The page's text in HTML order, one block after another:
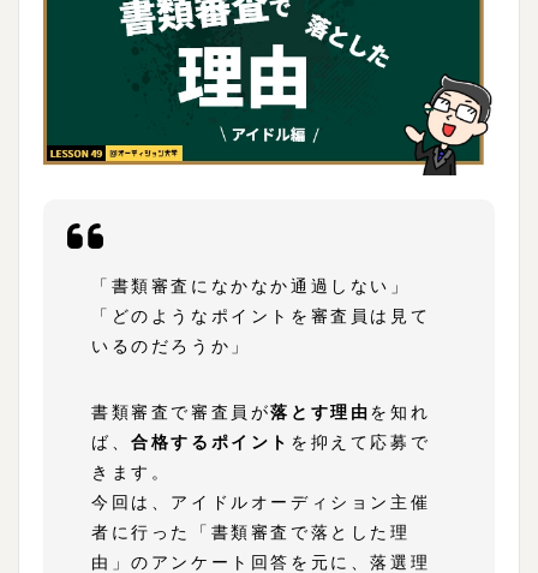
「書類審査になかなか通過しない」
「どのようなポイントを審査員は見て
いるのだろうか」
書類審査で審査員が落とす理由を知れ
ば、合格するポイント を抑えて応募で
きます。
今回は、アイドルオーディション主催
者に行った「書類審査で落とした理
由」のアンケート回答を元に、落選理